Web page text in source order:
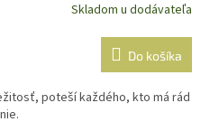
Skladom u dodávateľa
Do košíka
poteší každého, kto má rád